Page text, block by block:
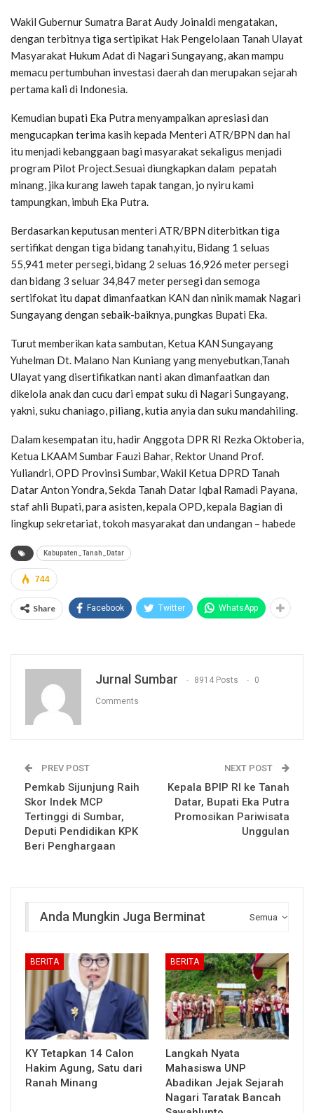
Wakil Gubernur Sumatra Barat Audy Joinaldi mengatakan,
dengan terbitnya tiga sertipikat Hak Pengelolaan Tanah Ulayat
Masyarakat Hukum Adat di Nagari Sungayang, akan mampu
memacu pertumbuhan investasi daerah dan merupakan sejarah
pertama kali di Indonesia.
Kemudian bupati Eka Putra menyampaikan apresiasi dan
mengucapkan terima kasih kepada Menteri ATR/BPN dan hal
itu menjadi kebanggaan bagi masyarakat sekaligus menjadi
program Pilot Project.Sesuai diungkapkan dalam pepatah
minang, jika kurang laweh tapak tangan, jo nyiru kami
tampungkan, imbuh Eka Putra.
Berdasarkan keputusan menteri ATR/BPN diterbitkan tiga
sertifikat dengan tiga bidang tanah,yitu, Bidang 1 seluas
55,941 meter persegi, bidang 2 seluas 16,926 meter persegi
dan bidang 3 seluar 34,847 meter persegi dan semoga
sertifokat itu dapat dimanfaatkan KAN dan ninik mamak Nagari
Sungayang dengan sebaik-baiknya, pungkas Bupati Eka.
Turut memberikan kata sambutan, Ketua KAN Sungayang
Yuhelman Dt. Malano Nan Kuniang yang menyebutkan,Tanah
Ulayat yang disertifikatkan nanti akan dimanfaatkan dan
dikelola anak dan cucu dari empat suku di Nagari Sungayang,
yakni, suku chaniago, piliang, kutia anyia dan suku mandahiling.
Dalam kesempatan itu, hadir Anggota DPR RI Rezka Oktoberia,
Ketua LKAAM Sumbar Fauzi Bahar, Rektor Unand Prof.
Yuliandri, OPD Provinsi Sumbar, Wakil Ketua DPRD Tanah
Datar Anton Yondra, Sekda Tanah Datar Iqbal Ramadi Payana,
staf ahli Bupati, para asisten, kepala OPD, kepala Bagian di
lingkup sekretariat, tokoh masyarakat dan undangan – habede
Kabupaten_Tanah_Datar
744
Share Facebook Twitter WhatsApp
Jurnal Sumbar 8914 Posts 0
Comments
PREV POST
Pemkab Sijunjung Raih
Skor Indek MCP
Tertinggi di Sumbar,
Deputi Pendidikan KPK
Beri Penghargaan
NEXT POST
Kepala BPIP RI ke Tanah
Datar, Bupati Eka Putra
Promosikan Pariwisata
Unggulan
Semua
Anda Mungkin Juga Berminat
BERITA
KY Tetapkan 14 Calon
Hakim Agung, Satu dari
Ranah Minang
BERITA
Langkah Nyata
Mahasiswa UNP
Abadikan Jejak Sejarah
Nagari Taratak Bancah